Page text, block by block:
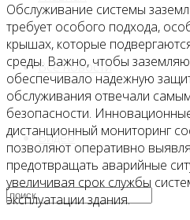
Все новости
Видео
Обслуживание системы
требует особого подхода,
крышах, которые
среды. Важно, чтобы
обеспечивало надежную
обслуживания отвечали
безопасности.
дистанционный мониторинг
позволяют оперативно
предотвращать аварийные
увеличивая срок службы
эксплуатации здания.